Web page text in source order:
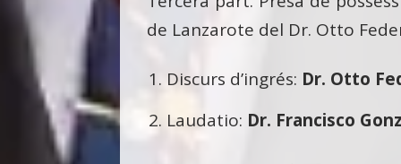
de Lanzarote del Dr. Otto
Discurs d’ingrés: Dr. Otto
Laudatio: Dr. Francisco